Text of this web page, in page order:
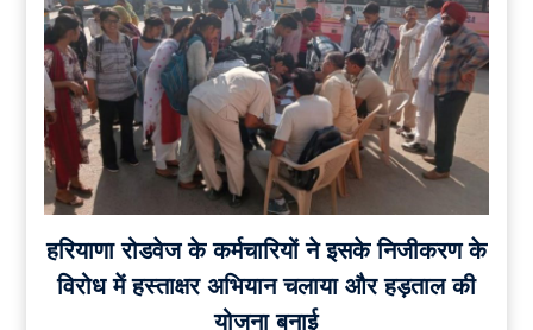
हरियाणा रोडवेज के कर्मचारियों ने इसके निजीकरण के
विरोध में हस्ताक्षर अभियान चलाया और हड़ताल की
योजना बनाई